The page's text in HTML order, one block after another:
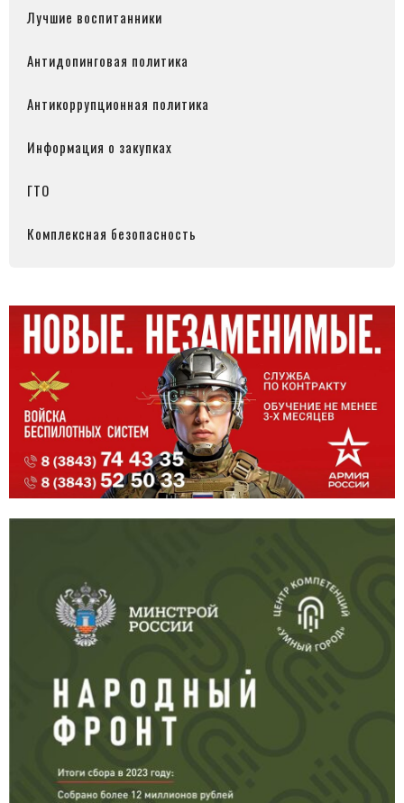
Лучшие воспитанники
Антидопинговая политика
Антикоррупционная политика
Информация о закупках
ГТО
Комплексная безопасность